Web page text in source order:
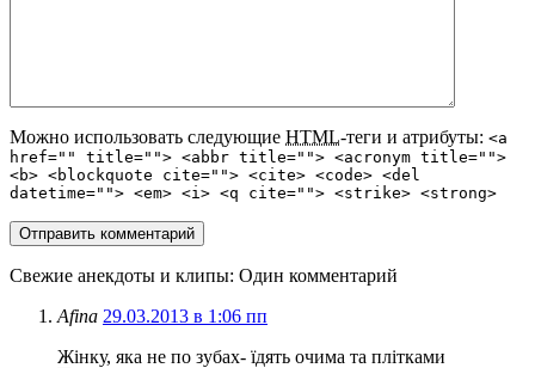
Можно использовать следующие HTML-теги и атрибуты: <a
href="" title=""> <abbr title=""> <acronym title="">
<b> <blockquote cite=""> <cite> <code> <del
datetime=""> <em> <i> <q cite=""> <strike> <strong>
Свежие анекдоты и клипы: Один комментарий
Afina 29.03.2013 в 1:06 пп
Жінку, яка не по зубах- їдять очима та плітками